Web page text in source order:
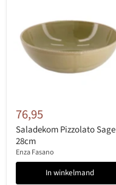
76,95
Saladekom Pizzolato Sage
28cm
Enza Fasano
In winkelmand